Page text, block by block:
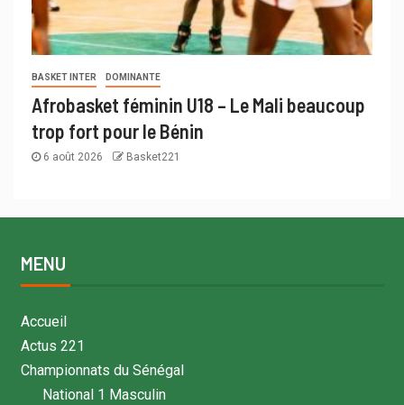
BASKET INTER DOMINANTE
Afrobasket féminin U18 – Le Mali beaucoup
trop fort pour le Bénin
6 août 2026 Basket221
MENU
Accueil
Actus 221
Championnats du Sénégal
National 1 Masculin